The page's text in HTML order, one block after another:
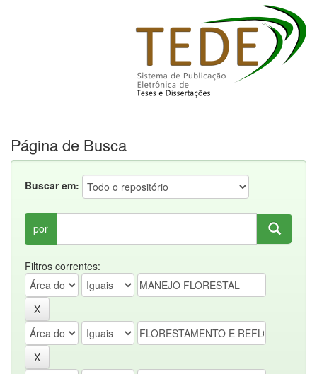
Página de Busca
Buscar em:
por
Filtros correntes: